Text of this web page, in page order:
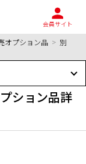
会員サイト
オプション品 > 別
ション品詳